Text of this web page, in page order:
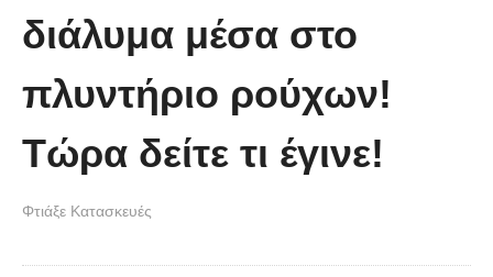
Χειροποίητα Κοσμήματα από
σίδερο σιδερώματος!
διάλυμα μέσα στο
πλυντήριο ρούχων!
Τώρα δείτε τι έγινε!
Φτιάξε Κατασκευές